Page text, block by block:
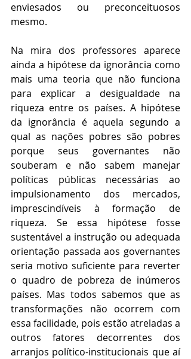
enviesados ou preconceituosos
mesmo.
Na mira dos professores aparece
ainda a hipótese da ignorância como
mais uma teoria que não funciona
para explicar a desigualdade na
riqueza entre os países. A hipótese
da ignorância é aquela segundo a
qual as nações pobres são pobres
porque seus governantes não
souberam e não sabem manejar
políticas públicas necessárias ao
impulsionamento dos mercados,
imprescindíveis à formação de
riqueza. Se essa hipótese fosse
sustentável a instrução ou adequada
orientação passada aos governantes
seria motivo suficiente para reverter
o quadro de pobreza de inúmeros
países. Mas todos sabemos que as
transformações não ocorrem com
essa facilidade, pois estão atreladas a
outros fatores decorrentes dos
arranjos político-institucionais que aí